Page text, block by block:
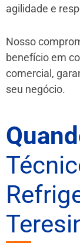
agilidade e
Nosso
benefício em
comercial,
seu negócio.